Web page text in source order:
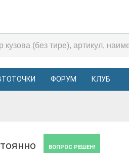
ФОРУМ КЛУБ
ВОПРОС РЕШЕН!